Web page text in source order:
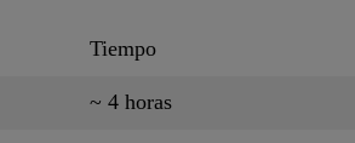
Tiempo
~ 4 horas